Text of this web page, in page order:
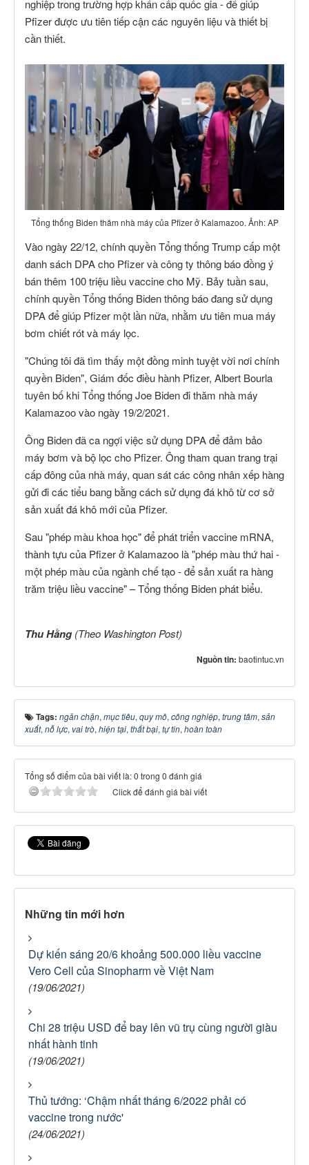
nghiệp trong trường hợp khẩn cấp quốc gia - để giúp
Pfizer được ưu tiên tiếp cận các nguyên liệu và thiết bị
cần thiết.
Tổng thống Biden thăm nhà máy của Pfizer ở Kalamazoo. Ảnh: AP
Vào ngày 22/12, chính quyền Tổng thống Trump cấp một
danh sách DPA cho Pfizer và công ty thông báo đồng ý
bán thêm 100 triệu liều vaccine cho Mỹ. Bảy tuần sau,
chính quyền Tổng thống Biden thông báo đang sử dụng
DPA để giúp Pfizer một lần nữa, nhằm ưu tiên mua máy
bơm chiết rót và máy lọc.
"Chúng tôi đã tìm thấy một đồng minh tuyệt vời nơi chính
quyền Biden", Giám đốc điều hành Pfizer, Albert Bourla
tuyên bố khi Tổng thống Joe Biden đi thăm nhà máy
Kalamazoo vào ngày 19/2/2021.
Ông Biden đã ca ngợi việc sử dụng DPA để đảm bảo
máy bơm và bộ lọc cho Pfizer. Ông tham quan trang trại
cấp đông của nhà máy, quan sát các công nhân xếp hàng
gửi đi các tiểu bang bằng cách sử dụng đá khô từ cơ sở
sản xuất đá khô mới của Pfizer.
Sau "phép màu khoa học" để phát triển vaccine mRNA,
thành tựu của Pfizer ở Kalamazoo là "phép màu thứ hai -
một phép màu của ngành chế tạo - để sản xuất ra hàng
trăm triệu liều vaccine" – Tổng thống Biden phát biểu.
Thu Hằng(Theo Washington Post)
Nguồn tin: baotintuc.vn
Tags: ngăn chặn, mục tiêu, quy mô, công nghiệp, trung tâm, sản
xuất, nỗ lực, vai trò, hiện tại, thất bại, tự tin, hoàn toàn
Tổng số điểm của bài viết là: 0 trong 0 đánh giá
Click để đánh giá bài viết
Những tin mới hơn
Dự kiến sáng 20/6 khoảng 500.000 liều vaccine
Vero Cell của Sinopharm về Việt Nam
(19/06/2021)
Chi 28 triệu USD để bay lên vũ trụ cùng người giàu
nhất hành tinh
(19/06/2021)
Thủ tướng: ‘Chậm nhất tháng 6/2022 phải có
vaccine trong nước'
(24/06/2021)